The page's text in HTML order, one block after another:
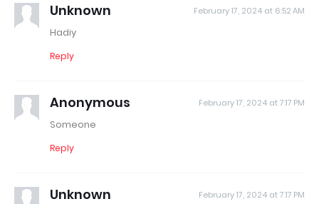
Unknown February 17, 2024 at 6:52 AM
Hadiy
Reply
Anonymous February 17, 2024 at 7:17 PM
Someone
Reply
Unknown February 17, 2024 at 7:17 PM